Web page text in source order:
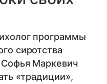
программы
сиротства
Маркевич
«традиции»,